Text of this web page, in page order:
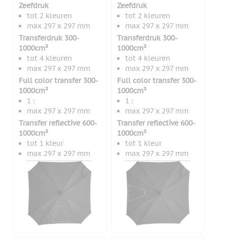
Zeefdruk
tot 2 kleuren
max 297 x 297 mm
Transferdruk 300-
1000cm²
tot 4 kleuren
max 297 x 297 mm
Full color transfer 300-
1000cm²
1 :
max 297 x 297 mm
Transfer reflective 600-
1000cm²
tot 1 kleur
max 297 x 297 mm
Zeefdruk
tot 2 kleuren
max 297 x 297 mm
Transferdruk 300-
1000cm²
tot 4 kleuren
max 297 x 297 mm
Full color transfer 300-
1000cm²
1 :
max 297 x 297 mm
Transfer reflective 600-
1000cm²
tot 1 kleur
max 297 x 297 mm